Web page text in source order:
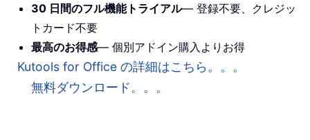
30 日間のフル機能トライアル— 登録不要、クレジッ
トカード不要
最高のお得感— 個別アドイン購入よりお得
Kutools for Office の詳細はこちら。。。
無料ダウンロード。。。